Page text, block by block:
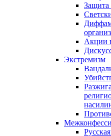
Защита
Акции
Экстремизм